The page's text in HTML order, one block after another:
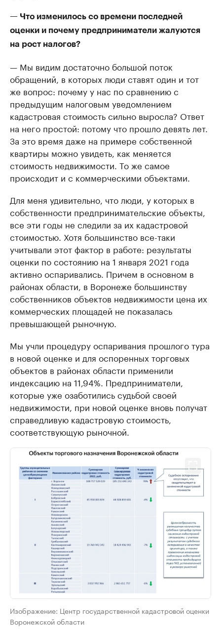
— Что изменилось со времени последней
оценки и почему предприниматели жалуются
на рост налогов?
— Мы видим достаточно большой поток
обращений, в которых люди ставят один и тот
же вопрос: почему у нас по сравнению с
предыдущим налоговым уведомлением
кадастровая стоимость сильно выросла? Ответ
на него простой: потому что прошло девять лет.
За это время даже на примере собственной
квартиры можно увидеть, как меняется
стоимость недвижимости. То же самое
происходит и с коммерческими объектами.
Для меня удивительно, что люди, у которых в
собственности предпринимательские объекты,
все эти годы не следили за их кадастровой
стоимостью. Хотя большинство все-таки
учитывали этот фактор в работе: результаты
оценки по состоянию на 1 января 2021 года
активно оспаривались. Причем в основном в
районах области, в Воронеже большинству
собственников объектов недвижимости цена их
коммерческих площадей не показалась
превышающей рыночную.
Мы учли процедуру оспаривания прошлого тура
в новой оценке и для оспоренных торговых
объектов в районах области применили
индексацию на 11,94%. Предприниматели,
которые уже озаботились судьбой своей
недвижимости, при новой оценке вновь получат
справедливую кадастровую стоимость,
соответствующую рыночной.
Изображение: Центр государственной кадастровой оценки
Воронежской области